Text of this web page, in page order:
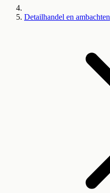
Detailhandel en ambachten